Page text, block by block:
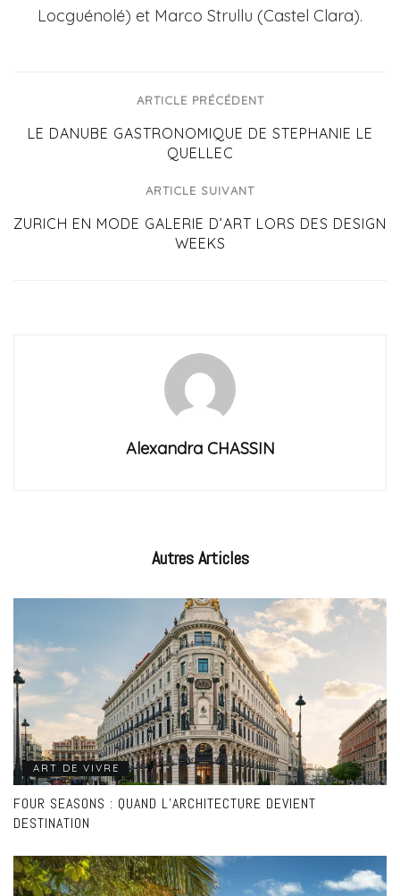
Locguénolé) et Marco Strullu (Castel Clara).
ARTICLE PRÉCÉDENT
LE DANUBE GASTRONOMIQUE DE STEPHANIE LE
QUELLEC
ARTICLE SUIVANT
ZURICH EN MODE GALERIE D’ART LORS DES DESIGN
WEEKS
Alexandra CHASSIN
AutresArticles
ART DE VIVRE
FOUR SEASONS : QUAND L’ARCHITECTURE DEVIENT
DESTINATION